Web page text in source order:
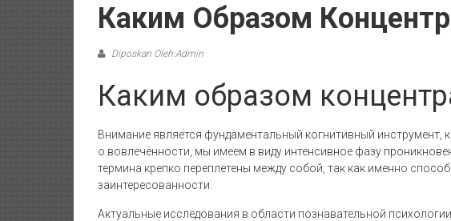
Каким Образом
Diposkan Oleh:Admin
Каким образом
Внимание является фундаментальный когнитивный
о вовлечённости, мы имеем в виду интенсивное фазу
термина крепко переплетены между собой, так как именно
заинтересованности.
Актуальные исследования в области познавательной